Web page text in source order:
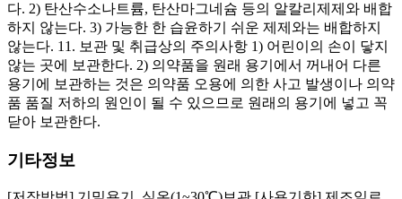
다. 2) 탄산수소나트륨, 탄산마그네슘 등의 알칼리제제와 배합
하지 않는다. 3) 가능한 한 습윤하기 쉬운 제제와는 배합하지
않는다. 11. 보관 및 취급상의 주의사항 1) 어린이의 손이 닿지
않는 곳에 보관한다. 2) 의약품을 원래 용기에서 꺼내어 다른
용기에 보관하는 것은 의약품 오용에 의한 사고 발생이나 의약
품 품질 저하의 원인이 될 수 있으므로 원래의 용기에 넣고 꼭
닫아 보관한다.
기타정보